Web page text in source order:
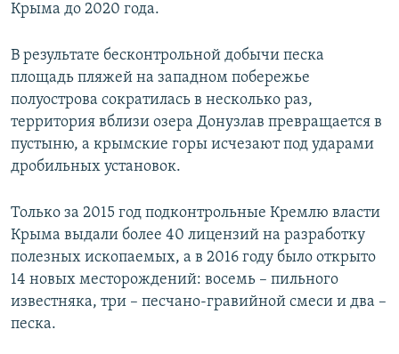
Крыма до 2020 года.
В результате бесконтрольной добычи песка
площадь пляжей на западном побережье
полуострова сократилась в несколько раз,
территория вблизи озера Донузлав превращается в
пустыню, а крымские горы исчезают под ударами
дробильных установок.
Только за 2015 год подконтрольные Кремлю власти
Крыма выдали более 40 лицензий на разработку
полезных ископаемых, а в 2016 году было открыто
14 новых месторождений: восемь – пильного
известняка, три – песчано-гравийной смеси и два –
песка.